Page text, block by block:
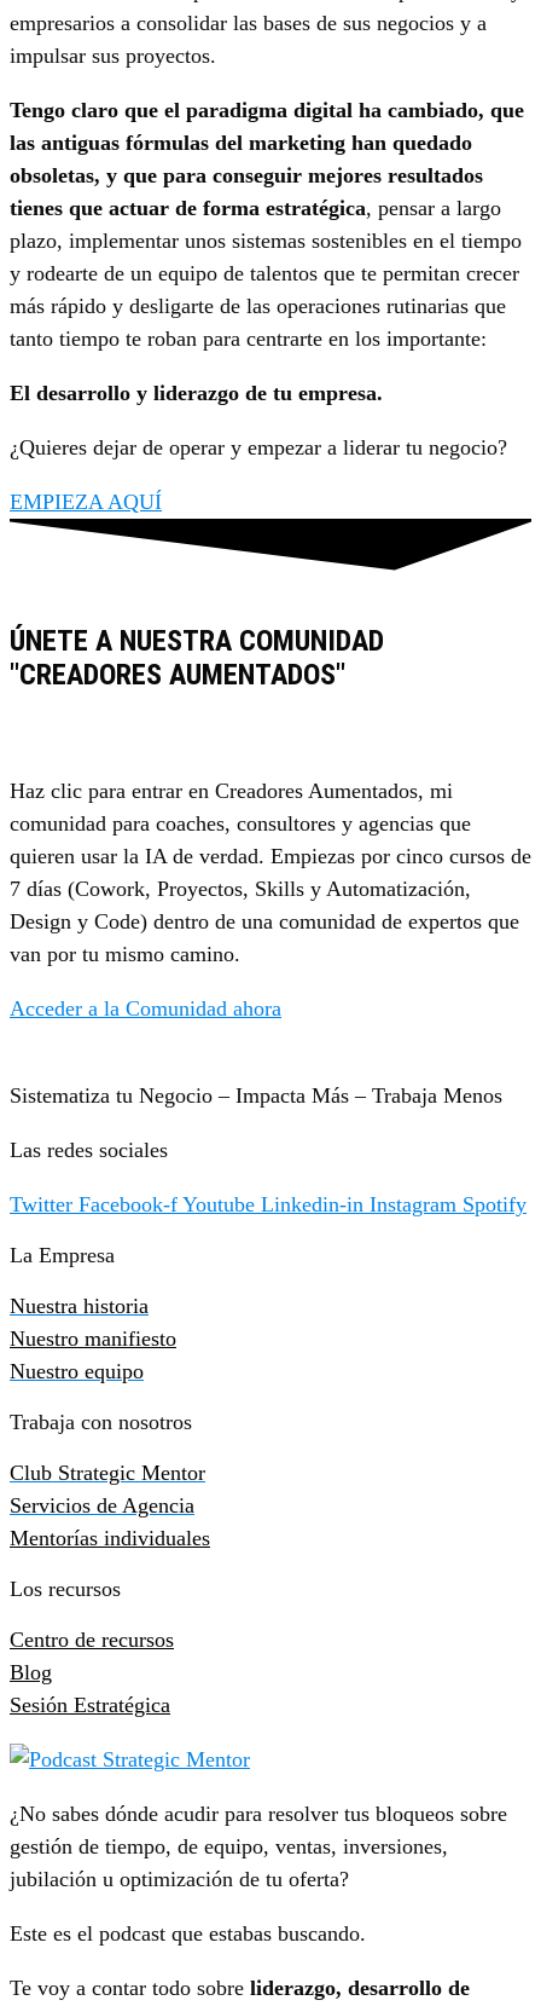
empresarios a consolidar las bases de sus negocios y a
impulsar sus proyectos.
Tengo claro que el paradigma digital ha cambiado, que
las antiguas fórmulas del marketing han quedado
obsoletas, y que para conseguir mejores resultados
tienes que actuar de forma estratégica, pensar a largo
plazo, implementar unos sistemas sostenibles en el tiempo
y rodearte de un equipo de talentos que te permitan crecer
más rápido y desligarte de las operaciones rutinarias que
tanto tiempo te roban para centrarte en los importante:
El desarrollo y liderazgo de tu empresa.
¿Quieres dejar de operar y empezar a liderar tu negocio?
EMPIEZA AQUÍ
ÚNETE A NUESTRA COMUNIDAD
"CREADORES AUMENTADOS"
Haz clic para entrar en Creadores Aumentados, mi
comunidad para coaches, consultores y agencias que
quieren usar la IA de verdad. Empiezas por cinco cursos de
7 días (Cowork, Proyectos, Skills y Automatización,
Design y Code) dentro de una comunidad de expertos que
van por tu mismo camino.
Acceder a la Comunidad ahora
Sistematiza tu Negocio – Impacta Más – Trabaja Menos
Las redes sociales
Twitter Facebook-f Youtube Linkedin-in Instagram Spotify
La Empresa
Nuestra historia
Nuestro manifiesto
Nuestro equipo
Trabaja con nosotros
Club Strategic Mentor
Servicios de Agencia
Mentorías individuales
Los recursos
Centro de recursos
Blog
Sesión Estratégica
¿No sabes dónde acudir para resolver tus bloqueos sobre
gestión de tiempo, de equipo, ventas, inversiones,
jubilación u optimización de tu oferta?
Este es el podcast que estabas buscando.
Te voy a contar todo sobre liderazgo, desarrollo de